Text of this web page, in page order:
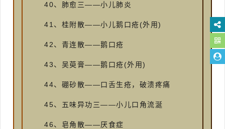
40、肺愈三——小儿肺炎
41、桂附散——小儿鹅口疮(外用)
42、青连散——鹅口疮
43、吴萸膏——鹅口疮(外用)
44、硼砂散——口舌生疮，破溃疼痛
45、五味异功三——小儿口角流涎
46、皂角散——厌食症